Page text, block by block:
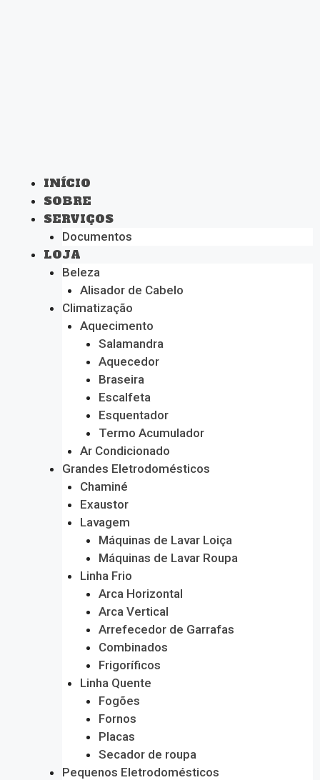
INÍCIO
SOBRE
SERVIÇOS
Documentos
LOJA
Beleza
Alisador de Cabelo
Climatização
Aquecimento
Salamandra
Aquecedor
Braseira
Escalfeta
Esquentador
Termo Acumulador
Ar Condicionado
Grandes Eletrodomésticos
Chaminé
Exaustor
Lavagem
Máquinas de Lavar Loiça
Máquinas de Lavar Roupa
Linha Frio
Arca Horizontal
Arca Vertical
Arrefecedor de Garrafas
Combinados
Frigoríficos
Linha Quente
Fogões
Fornos
Placas
Secador de roupa
Pequenos Eletrodomésticos